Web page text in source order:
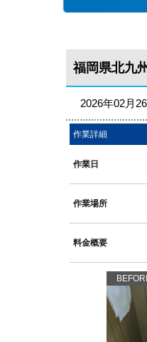
福岡県北九
2026年02月
作業詳細
作業日
作業場所
料金概要